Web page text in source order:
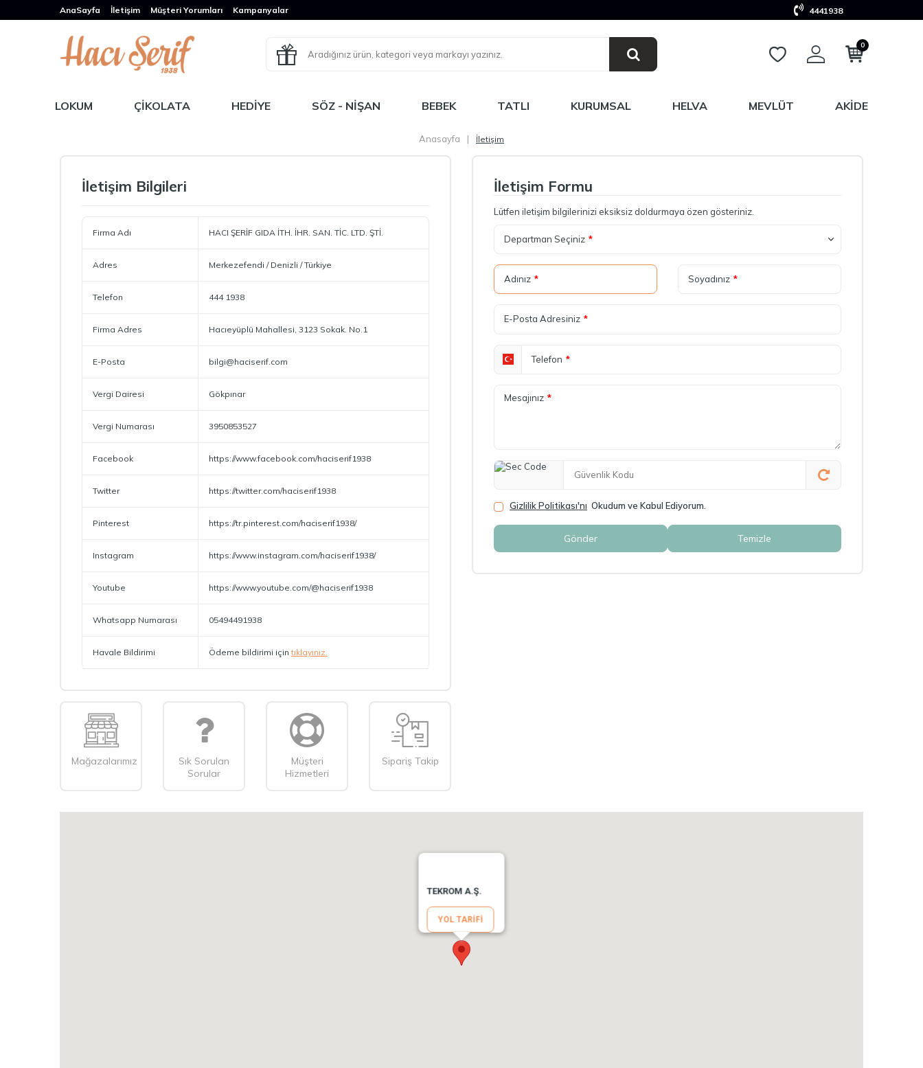
AnaSayfa İletişim Müşteri Yorumları Kampanyalar 4441938
0
LOKUM ÇIKOLATA HEDIYE SÖZ - NIŞAN BEBEK TATLI KURUMSAL HELVA MEVLÜT AKIDE
Anasayfa | İletişim
İletişim Bilgileri
Firma Adı HACI ŞERİF GIDA İTH. İHR. SAN. TİC. LTD. ŞTİ.
Adres Merkezefendi / Denizli / Türkiye
Telefon 444 1938
Firma Adres Hacıeyüplü Mahallesi, 3123 Sokak. No.1
E-Posta bilgi@haciserif.com
Vergi Dairesi Gökpınar
Vergi Numarası 3950853527
Facebook https://www.facebook.com/haciserif1938
Twitter https://twitter.com/haciserif1938
Pinterest https://tr.pinterest.com/haciserif1938/
Instagram https://www.instagram.com/haciserif1938/
Youtube https://www.youtube.com/@haciserif1938
Whatsapp Numarası 05494491938
Havale Bildirimi Ödeme bildirimi için tıklayınız.
Mağazalarımız
Sık Sorulan
Sorular
Müşteri
Hizmetleri
Sipariş Takip
İletişim Formu
Lütfen iletişim bilgilerinizi eksiksiz doldurmaya özen gösteriniz.
Departman Seçiniz *
Adınız * Soyadınız *
E-Posta Adresiniz *
Telefon *
Mesajınız *
Gizlilik Politikası'nı Okudum ve Kabul Ediyorum.
Gönder Temizle
TEKROM A.Ş.
YOL TARIFI